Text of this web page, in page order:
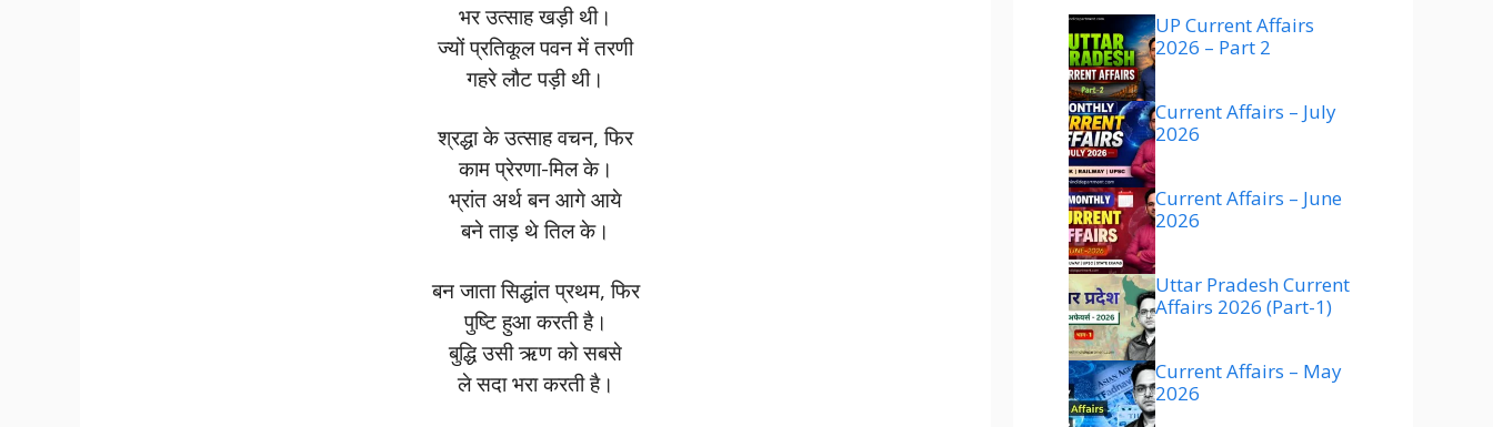
भर उत्साह खड़ी थी।
ज्यों प्रतिकूल पवन में तरणी
गहरे लौट पड़ी थी।
श्रद्धा के उत्साह वचन, फिर
काम प्रेरणा-मिल के।
भ्रांत अर्थ बन आगे आये
बने ताड़ थे तिल के।
बन जाता सिद्धांत प्रथम, फिर
पुष्टि हुआ करती है।
बुद्धि उसी ऋण को सबसे
ले सदा भरा करती है।
UP Current Affairs
2026 – Part 2
Current Affairs – July
2026
Current Affairs – June
2026
Uttar Pradesh Current
Affairs 2026 (Part-1)
Current Affairs – May
2026